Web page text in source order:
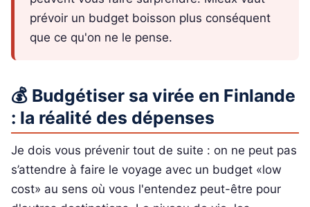
prévoir un budget boisson plus conséquent
que ce qu'on ne le pense.
💰 Budgétiser sa virée en Finlande
: la réalité des dépenses
Je dois vous prévenir tout de suite : on ne peut pas
s’attendre à faire le voyage avec un budget «low
cost» au sens où vous l'entendez peut-être pour